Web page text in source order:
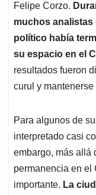
Felipe Corzo.
muchos
político había
su espacio en el
resultados fueron
curul y
Para algunos de
interpretado casi
embargo, más allá
permanencia en el
importante. La